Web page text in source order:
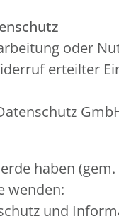
oder
erteilter
haben
wenden:
und